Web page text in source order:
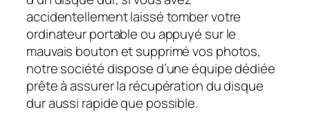
accidentellement laissé tomber votre
ordinateur portable ou appuyé sur le
mauvais bouton et supprimé vos photos,
notre société dispose d’une équipe dédiée
prête à assurer la récupération du disque
dur aussi rapide que possible.